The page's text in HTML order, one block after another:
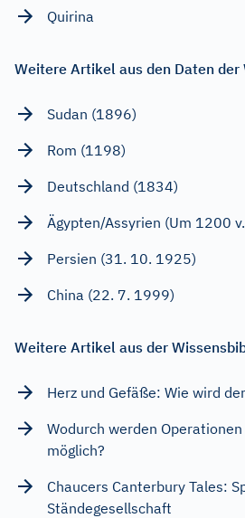
Quirina
Weitere Artikel aus den Daten
Sudan (1896)
Rom (1198)
Deutschland (1834)
Ägypten/Assyrien (Um 1200
Persien (31. 10. 1925)
China (22. 7. 1999)
Weitere Artikel aus der
Herz und Gefäße: Wie wird
Wodurch werden
möglich?
Chaucers Canterbury Tales:
Ständegesellschaft